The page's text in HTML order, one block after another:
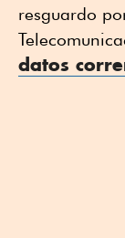
resguardo
datos